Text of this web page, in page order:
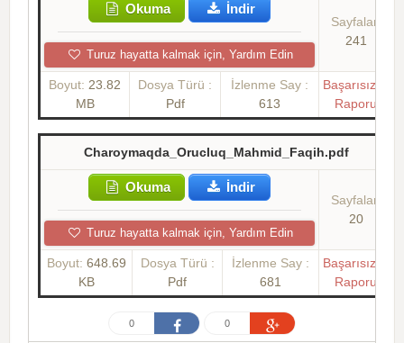
Okuma İndir
Turuz hayatta kalmak için, Yardım Edin
Sayfalar:
241
Boyut: 23.82
MB
Dosya Türü :
Pdf
İzlenme Say :
613
Başarısızlık
Raporu
Charoymaqda_Orucluq_Mahmid_Faqih.pdf
Okuma İndir
Turuz hayatta kalmak için, Yardım Edin
Sayfalar:
20
Boyut: 648.69
KB
Dosya Türü :
Pdf
İzlenme Say :
681
Başarısızlık
Raporu
0 0